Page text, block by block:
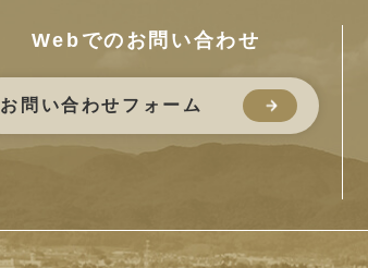
Webでのお問い合わせ
お問い合わせフォーム